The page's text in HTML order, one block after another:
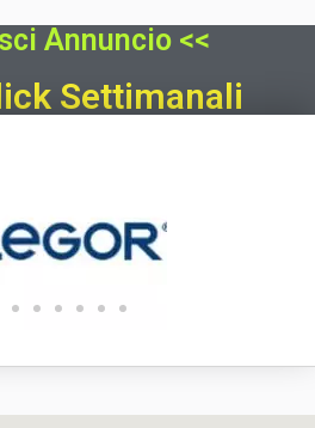
Annuncio <<
Settimanali